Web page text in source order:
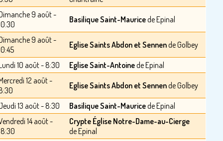
9 août -
Basilique Saint-Mauricede Epinal
9 août -
Eglise Saints Abdon et Sennende Golbey
10 août - 8:30 Eglise Saint-Antoinede Epinal
12 août -
Eglise Saints Abdon et Sennende Golbey
13 août - 8:30 Basilique Saint-Mauricede Epinal
14 août -
Crypte Église Notre-Dame-au-Cierge
de Epinal